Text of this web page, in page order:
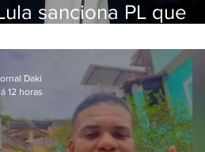
sanciona PL que
contra crianças
Daki
12 horas